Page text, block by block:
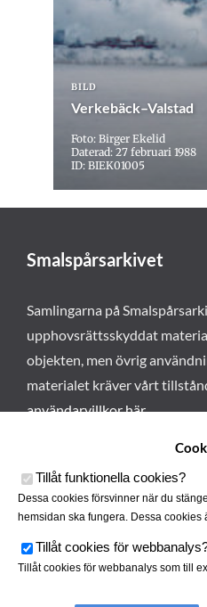
BILD
Verkebäck–Valstad
Foto: Birger Ekelid
Daterad: 27 februari 1988
ID: BIEK01005
Smalspårsarkivet
Samlingarna på
upphovsrättsskyddat
objekten, men övrig
materialet kräver vårt
användarvillkor här.
Tillåt funktionella cookies?
Dessa cookies försvinner när du
hemsidan ska fungera. Dessa cookies
Tillåt cookies för webbanalys
Tillåt cookies för webbanalys som till